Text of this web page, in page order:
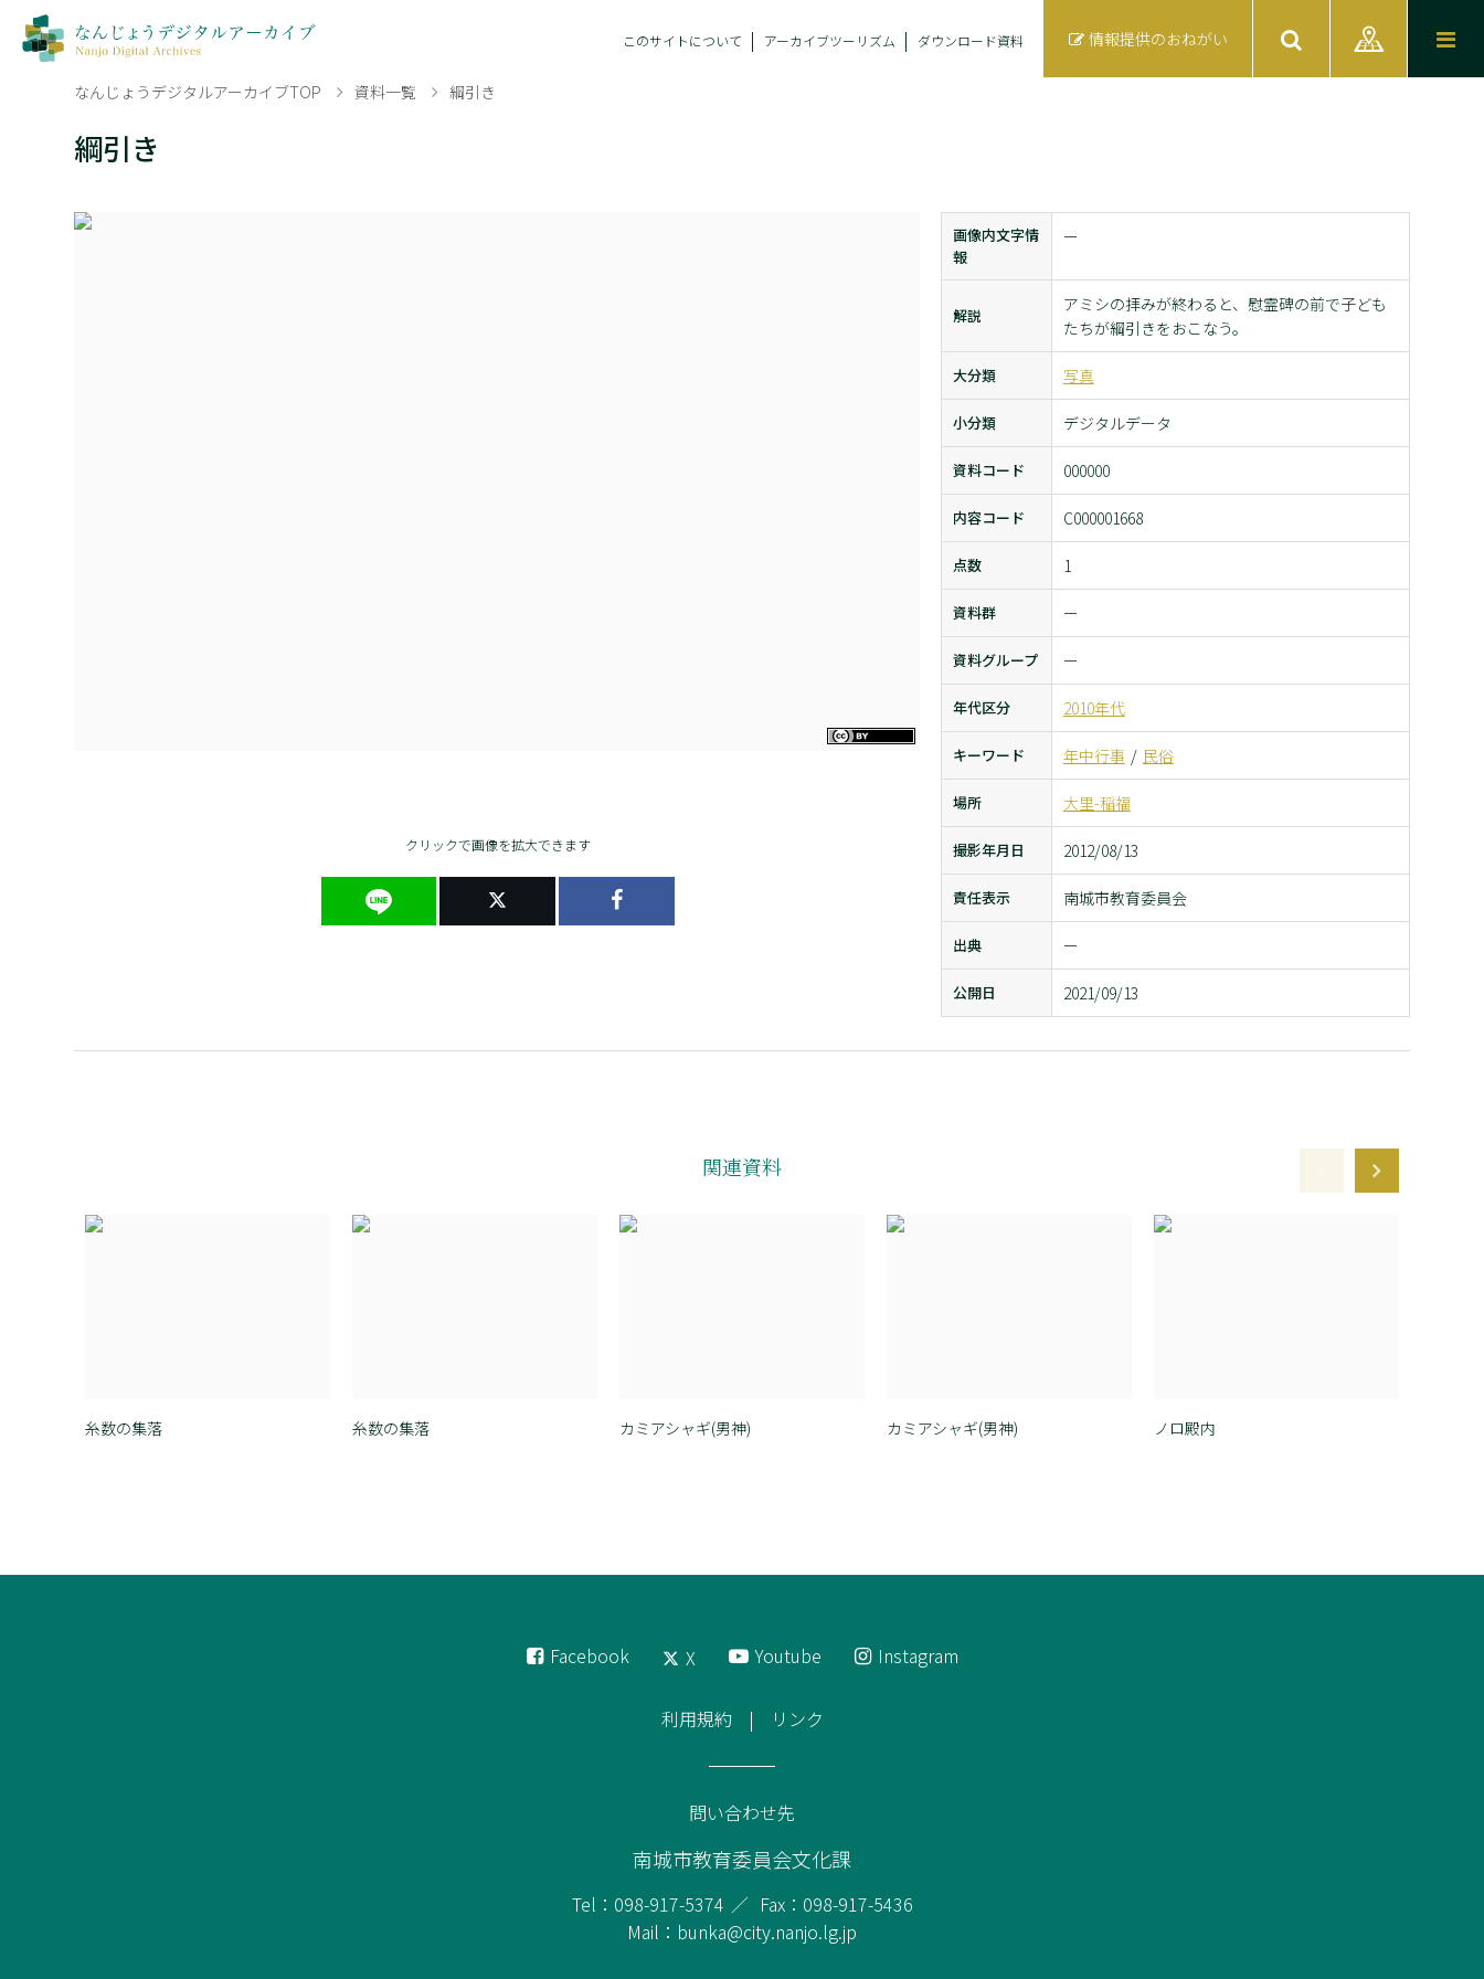
このサイトについて アーカイブツーリズム ダウンロード資料 情報提供のおねがい
なんじょうデジタルアーカイブTOP 資料一覧 綱引き
綱引き
クリックで画像を拡大できます
画像内文字情
報
ー
解説
アミシの拝みが終わると、慰霊碑の前で子ども
たちが綱引きをおこなう。
大分類 写真
小分類 デジタルデータ
資料コード 000000
内容コード C000001668
点数 1
資料群 ー
資料グループ ー
年代区分 2010年代
キーワード 年中行事 民俗
場所 大里-稲福
撮影年月日 2012/08/13
責任表示 南城市教育委員会
出典 ー
公開日 2021/09/13
関連資料
糸数の集落 糸数の集落 カミアシャギ(男神) カミアシャギ(男神) ノロ殿内
Facebook X Youtube Instagram
利用規約 リンク
問い合わせ先
南城市教育委員会文化課
Tel：098-917-5374
Fax：098-917-5436
Mail：bunka@city.nanjo.lg.jp